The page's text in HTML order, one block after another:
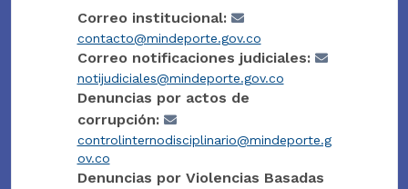
Correo institucional:
contacto@mindeporte.gov.co
Correo notificaciones judiciales:
notijudiciales@mindeporte.gov.co
Denuncias por actos de
corrupción:
controlinternodisciplinario@mindeporte.g
ov.co
Denuncias por Violencias Basadas